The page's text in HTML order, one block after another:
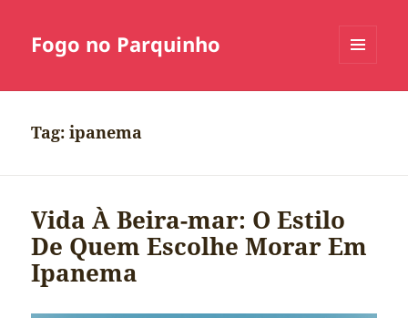
Fogo no Parquinho
Tag:ipanema
Vida À Beira-mar: O Estilo
De Quem Escolhe Morar Em
Ipanema